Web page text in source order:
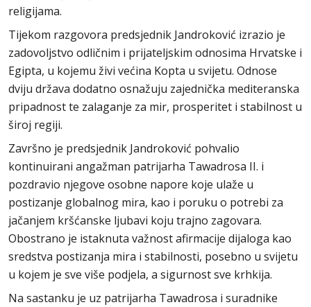
religijama.
Tijekom razgovora predsjednik Jandroković izrazio je
zadovoljstvo odličnim i prijateljskim odnosima Hrvatske i
Egipta, u kojemu živi većina Kopta u svijetu. Odnose
dviju država dodatno osnažuju zajednička mediteranska
pripadnost te zalaganje za mir, prosperitet i stabilnost u
široj regiji.
Završno je predsjednik Jandroković pohvalio
kontinuirani angažman patrijarha Tawadrosa II. i
pozdravio njegove osobne napore koje ulaže u
postizanje globalnog mira, kao i poruku o potrebi za
jačanjem kršćanske ljubavi koju trajno zagovara.
Obostrano je istaknuta važnost afirmacije dijaloga kao
sredstva postizanja mira i stabilnosti, posebno u svijetu
u kojem je sve više podjela, a sigurnost sve krhkija.
Na sastanku je uz patrijarha Tawadrosa i suradnike